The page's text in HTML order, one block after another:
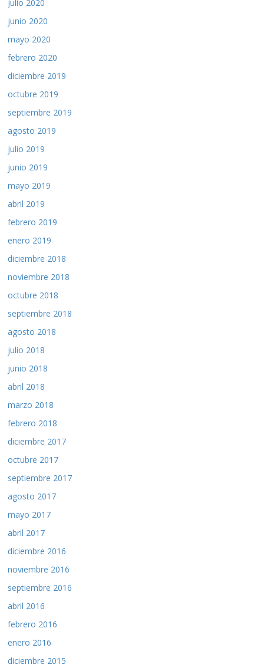
julio 2020
junio 2020
mayo 2020
febrero 2020
diciembre 2019
octubre 2019
septiembre 2019
agosto 2019
julio 2019
junio 2019
mayo 2019
abril 2019
febrero 2019
enero 2019
diciembre 2018
noviembre 2018
octubre 2018
septiembre 2018
agosto 2018
julio 2018
junio 2018
abril 2018
marzo 2018
febrero 2018
diciembre 2017
octubre 2017
septiembre 2017
agosto 2017
mayo 2017
abril 2017
diciembre 2016
noviembre 2016
septiembre 2016
abril 2016
febrero 2016
enero 2016
diciembre 2015